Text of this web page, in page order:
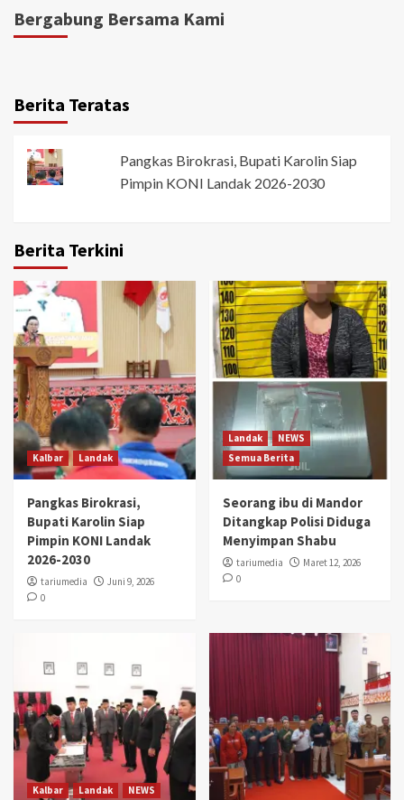
Bergabung Bersama Kami
Berita Teratas
Pangkas Birokrasi, Bupati Karolin Siap
Pimpin KONI Landak 2026-2030
Berita Terkini
Kalbar Landak
Pangkas Birokrasi,
Bupati Karolin Siap
Pimpin KONI Landak
2026-2030
tariumedia
Juni 9, 2026
0
Landak
NEWS
Semua Berita
Seorang ibu di Mandor
Ditangkap Polisi Diduga
Menyimpan Shabu
tariumedia
Maret 12, 2026
0
Kalbar Landak
NEWS